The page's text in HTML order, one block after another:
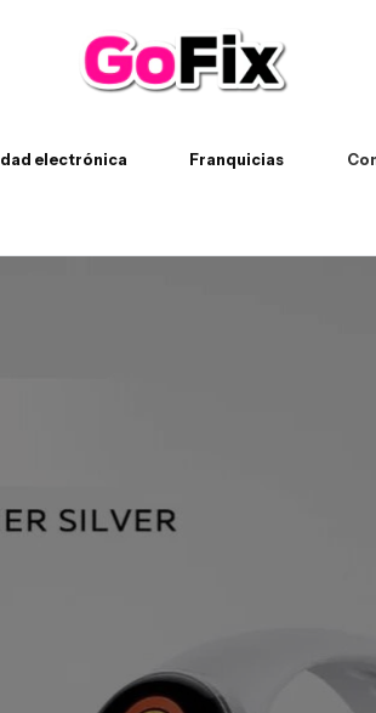
electrónica Franquicias